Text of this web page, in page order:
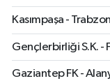
Kasımpaşa -
Gençlerbirliği S.K. -
Gaziantep FK -